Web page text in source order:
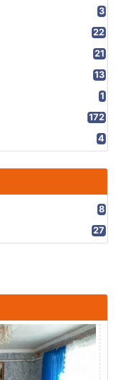
3
22
21
13
1
172
4
8
27